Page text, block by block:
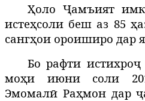
Ҳоло Ҷамъият
истеҳсоли беш аз 85
сангҳои ороиширо дар
Бо рафти
моҳи июни соли
Эмомалӣ Раҳмон дар